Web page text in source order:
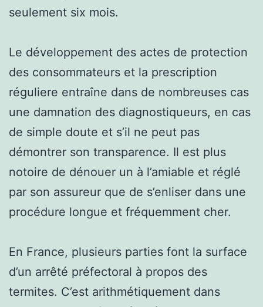
seulement six mois.
Le développement des actes de protection
des consommateurs et la prescription
réguliere entraîne dans de nombreuses cas
une damnation des diagnostiqueurs, en cas
de simple doute et s’il ne peut pas
démontrer son transparence. Il est plus
notoire de dénouer un à l’amiable et réglé
par son assureur que de s’enliser dans une
procédure longue et fréquemment cher.
En France, plusieurs parties font la surface
d’un arrêté préfectoral à propos des
termites. C’est arithmétiquement dans